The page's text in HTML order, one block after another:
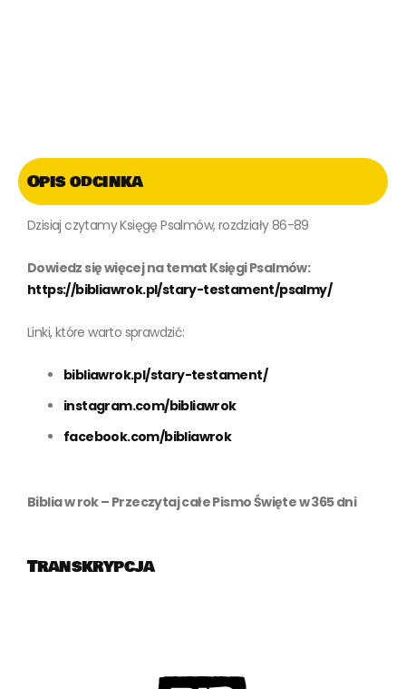
Opis odcinka
Dzisiaj czytamy Księgę Psalmów, rozdziały 86-89
Dowiedz się więcej na temat Księgi Psalmów:
https://bibliawrok.pl/stary-testament/psalmy/
Linki, które warto sprawdzić:
bibliawrok.pl/stary-testament/
instagram.com/bibliawrok
facebook.com/bibliawrok
Biblia w rok – Przeczytaj całe Pismo Święte w 365 dni
Transkrypcja